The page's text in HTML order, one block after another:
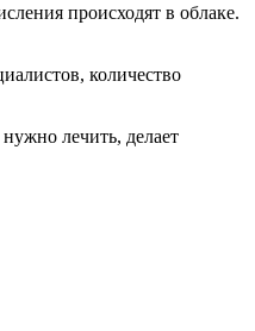
происходят в облаке.
количество
лечить, делает